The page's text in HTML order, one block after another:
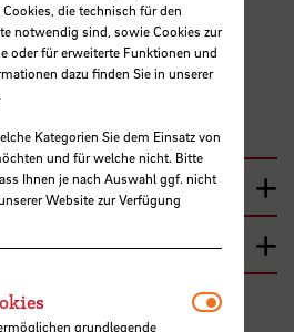
die technisch für den
notwendig sind, sowie Cookies zur
oder für erweiterte Funktionen und
dazu finden Sie in unserer
Kategorien Sie dem Einsatz von
und für welche nicht. Bitte
Ihnen je nach Auswahl ggf. nicht
Website zur Verfügung
grundlegende